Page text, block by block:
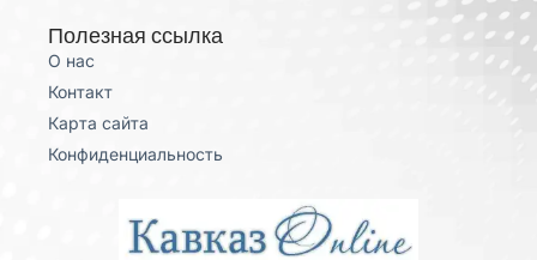
Полезная ссылка
О нас
Контакт
Карта сайта
Конфиденциальность